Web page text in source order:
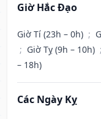
Giờ Hắc Đạo
Giờ Tí (23h – 0h) ;
; Giờ Tỵ (9h – 10h) ;
– 18h)
Các Ngày Kỵ